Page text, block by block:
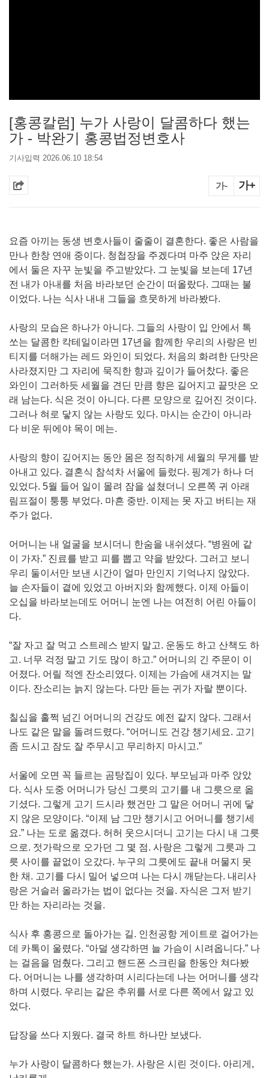
[홍콩칼럼] 누가 사랑이 달콤하다 했는
가 - 박완기 홍콩법정변호사
기사입력 2026.06.10 18:54
가- 가+
요즘 아끼는 동생 변호사들이 줄줄이 결혼한다. 좋은 사람을
만나 한창 연애 중이다. 청첩장을 주겠다며 마주 앉은 자리
에서 둘은 자꾸 눈빛을 주고받았다. 그 눈빛을 보는데 17년
전 내가 아내를 처음 바라보던 순간이 떠올랐다. 그때는 불
이었다. 나는 식사 내내 그들을 흐뭇하게 바라봤다.
사랑의 모습은 하나가 아니다. 그들의 사랑이 입 안에서 톡
쏘는 달콤한 칵테일이라면 17년을 함께한 우리의 사랑은 빈
티지를 더해가는 레드 와인이 되었다. 처음의 화려한 단맛은
사라졌지만 그 자리에 묵직한 향과 깊이가 들어찼다. 좋은
와인이 그러하듯 세월을 견딘 만큼 향은 길어지고 끝맛은 오
래 남는다. 식은 것이 아니다. 다른 모양으로 깊어진 것이다.
그러나 혀로 닿지 않는 사랑도 있다. 마시는 순간이 아니라
다 비운 뒤에야 목이 메는.
사랑의 향이 깊어지는 동안 몸은 정직하게 세월의 무게를 받
아내고 있다. 결혼식 참석차 서울에 들렀다. 핑계가 하나 더
있었다. 5월 들어 일이 몰려 잠을 설쳤더니 오른쪽 귀 아래
림프절이 퉁퉁 부었다. 마흔 중반. 이제는 못 자고 버티는 재
주가 없다.
어머니는 내 얼굴을 보시더니 한숨을 내쉬셨다. “병원에 같
이 가자.” 진료를 받고 피를 뽑고 약을 받았다. 그러고 보니
우리 둘이서만 보낸 시간이 얼마 만인지 기억나지 않았다.
늘 손자들이 곁에 있었고 아버지와 함께했다. 이제 아들이
오십을 바라보는데도 어머니 눈엔 나는 여전히 어린 아들이
다.
“잘 자고 잘 먹고 스트레스 받지 말고. 운동도 하고 산책도 하
고. 너무 걱정 말고 기도 많이 하고.” 어머니의 긴 주문이 이
어졌다. 어릴 적엔 잔소리였다. 이제는 가슴에 새겨지는 말
이다. 잔소리는 늙지 않는다. 다만 듣는 귀가 자랄 뿐이다.
칠십을 훌쩍 넘긴 어머니의 건강도 예전 같지 않다. 그래서
나도 같은 말을 돌려드렸다. “어머니도 건강 챙기세요. 고기
좀 드시고 잠도 잘 주무시고 무리하지 마시고.”
서울에 오면 꼭 들르는 곰탕집이 있다. 부모님과 마주 앉았
다. 식사 도중 어머니가 당신 그릇의 고기를 내 그릇으로 옮
기셨다. 그렇게 고기 드시라 했건만 그 말은 어머니 귀에 닿
지 않은 모양이다. “이제 남 그만 챙기시고 어머니를 챙기세
요.” 나는 도로 옮겼다. 허허 웃으시더니 고기는 다시 내 그릇
으로. 젓가락으로 오가던 그 몇 점. 사랑은 그렇게 그릇과 그
릇 사이를 끝없이 오갔다. 누구의 그릇에도 끝내 머물지 못
한 채. 고기를 다시 밀어 넣으며 나는 다시 깨닫는다. 내리사
랑은 거슬러 올라가는 법이 없다는 것을. 자식은 그저 받기
만 하는 자리라는 것을.
식사 후 홍콩으로 돌아가는 길. 인천공항 게이트로 걸어가는
데 카톡이 울렸다. “아덜 생각하면 늘 가슴이 시려옵니다.” 나
는 걸음을 멈췄다. 그리고 핸드폰 스크린을 한동안 쳐다봤
다. 어머니는 나를 생각하며 시리다는데 나는 어머니를 생각
하며 시렸다. 우리는 같은 추위를 서로 다른 쪽에서 앓고 있
었다.
답장을 쓰다 지웠다. 결국 하트 하나만 보냈다.
누가 사랑이 달콤하다 했는가. 사랑은 시린 것이다. 아리게,